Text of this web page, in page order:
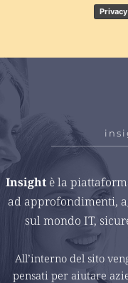
Insight è la
ad approfondimenti,
sul mondo IT,
All’interno del sito
pensati per aiutare